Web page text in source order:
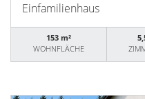
Einfamilienhaus
153 m²
WOHNFLÄCHE